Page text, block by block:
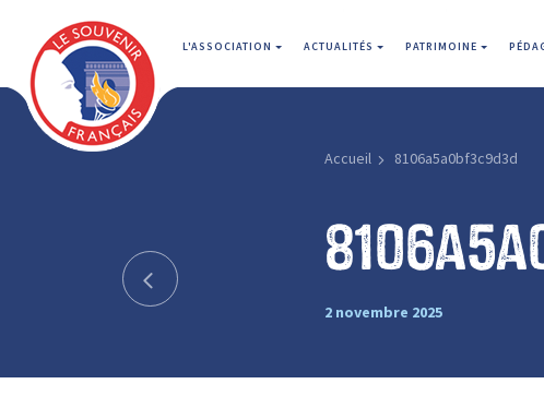
L'ASSOCIATION ACTUALITÉS PATRIMOINE
Accueil 8106a5a0bf3c9d3d
2 novembre 2025